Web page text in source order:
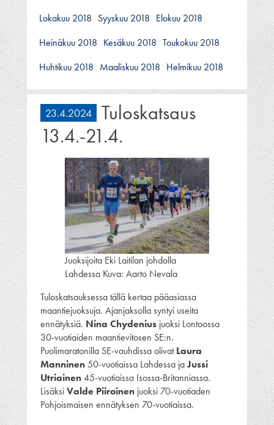
Lokakuu 2018 Syyskuu 2018 Elokuu 2018
Heinäkuu 2018 Kesäkuu 2018 Toukokuu 2018
Huhtikuu 2018 Maaliskuu 2018 Helmikuu 2018
23.4.2024
Tuloskatsaus
13.4.-21.4.
Juoksijoita Eki Laitilan johdolla
Lahdessa Kuva: Aarto Nevala
Tuloskatsauksessa tällä kertaa pääasiassa
maantiejuoksuja. Ajanjaksolla syntyi useita
ennätyksiä. Nina Chydenius juoksi Lontoossa
30-vuotiaiden maantievitosen SE:n.
Puolimaratonilla SE-vauhdissa olivatLaura
Manninen50-vuotiaissa Lahdessa jaJussi
Utriainen45-vuotiaissa Isossa-Britanniassa.
LisäksiValde Piiroinen juoksi 70-vuotiaden
Pohjoismaisen ennätyksen 70-vuotiaissa.